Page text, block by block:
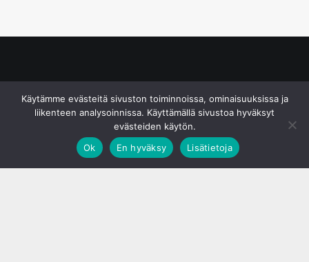
Käytämme evästeitä sivuston toiminnoissa, ominaisuuksissa ja
liikenteen analysoinnissa. Käyttämällä sivustoa hyväksyt
evästeiden käytön.
Ok
En hyväksy Lisätietoja